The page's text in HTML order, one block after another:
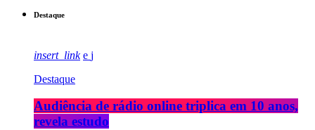
Destaque
insert_link
Destaque
Audiência de rádio online triplica em 10 anos,
revela estudo